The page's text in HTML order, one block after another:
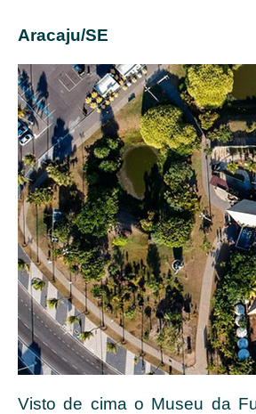
Aracaju/SE
Visto de cima o Museu da